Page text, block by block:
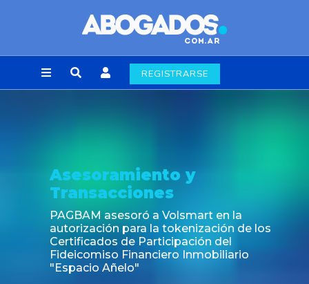
REGISTRARSE
Asesoramiento y
Transacciones
PAGBAM asesoró a Volsmart en la
autorización para la tokenización de los
Certificados de Participación del
Fideicomiso Financiero Inmobiliario
"Espacio Añelo"